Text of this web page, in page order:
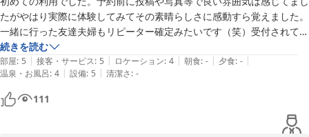
たがやはり実際に体験してみてその素晴らしさに感動すら覚えました。
一緒に行った友達夫婦もリピーター確定みたいです（笑）受付されてた
オーナーの息子さん？もとても穏やかな人柄の方でした。個々の配慮も
素晴らしくホントに別荘気分でのんびり過ごせました。本格的なログハ
ウスもオーナーのこだわりを要所要所に感じれて貴重な体験も出来まし
た。またお邪魔させてもらいます。
続きを読む
部屋: 5 | 接客・サービス: 5 | ロケーション: 4 | 朝食: - | 夕食: - |
温泉・お風呂: 4 | 設備: 5 | 清潔さ: -
111